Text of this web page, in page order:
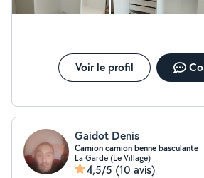
Voir le profil
Gaidot Denis
Camion camion benne basculante
La Garde (Le Village)
4,5/5 (10 avis)